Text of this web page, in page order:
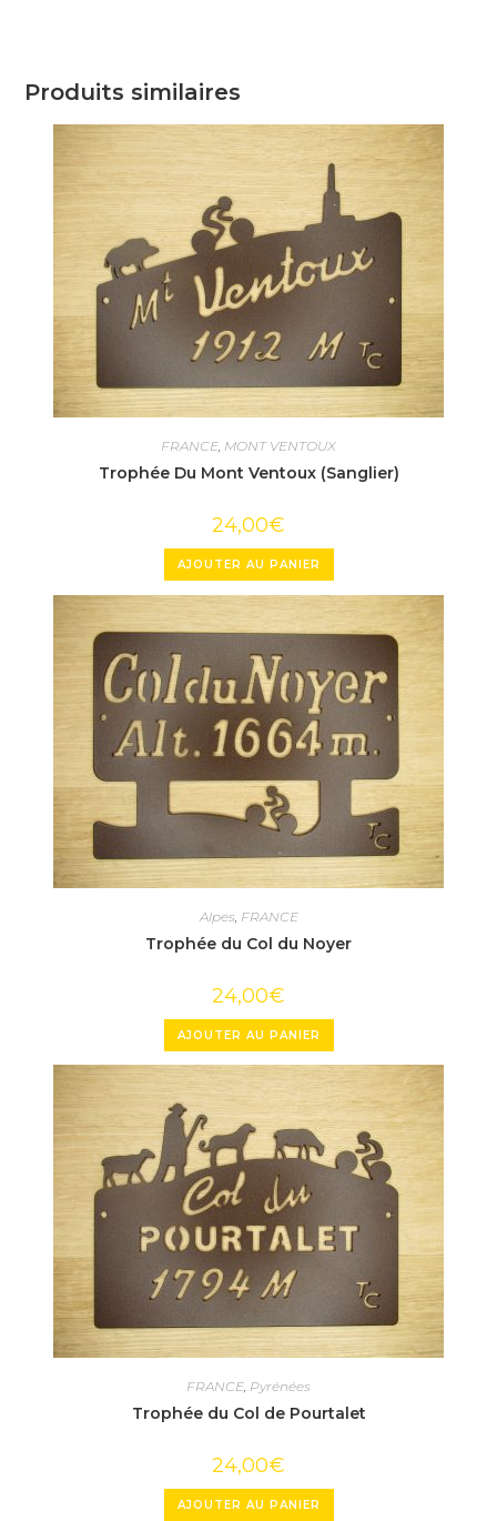
Produits similaires
FRANCE, MONT VENTOUX
Trophée Du Mont Ventoux (Sanglier)
24,00€
AJOUTER AU PANIER
Alpes FRANCE
Trophée du Col du Noyer
24,00€
AJOUTER AU PANIER
FRANCE, Pyrénées
Trophée du Col de Pourtalet
24,00€
AJOUTER AU PANIER